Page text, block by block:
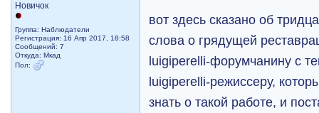
Новичок
Группа: Наблюдатели
Регистрация: 16 Апр 2017, 18:58
Сообщений: 7
Откуда: Мкад
Пол:
вот здесь сказано об
слова о грядущей
luigiperelli-форумчанину с
luigiperelli-режиссеру,
знать о такой работе, и